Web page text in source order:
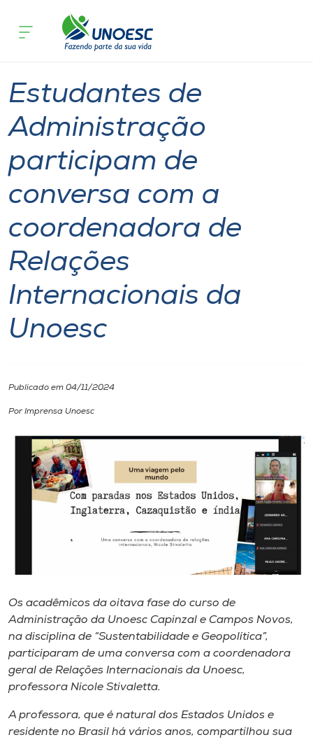
Cursos
Pesquisa
Atendimento ao Estudante
Portal de Ensino
Unoesc
Internacionalização
Diplomados
CPA
Museu
Unoesc
Store
Estudantes de
Administração
participam de
conversa com a
coordenadora de
Relações
Internacionais da
Unoesc
Publicado em 04/11/2024
Por Imprensa Unoesc
Os acadêmicos da oitava fase do curso de
Administração da Unoesc Capinzal e Campos Novos,
na disciplina de “Sustentabilidade e Geopolítica”,
participaram de uma conversa com a coordenadora
geral de Relações Internacionais da Unoesc,
professora Nicole Stivaletta.
A professora, que é natural dos Estados Unidos e
residente no Brasil há vários anos, compartilhou sua